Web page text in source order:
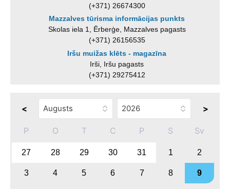
(+371) 26674300
Mazzalves tūrisma informācijas punkts
Skolas iela 1, Ērberģe, Mazzalves pagasts
(+371) 26156535
Iršu muižas klēts - magazīna
Irši, Iršu pagasts
(+371) 29275412
< >
P O T C P S Sv
27 28 29 30 31 1 2
3 4 5 6 7 8 9